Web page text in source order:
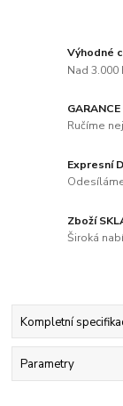
Výhodné
Nad 3.000
Ručíme
Expresní
Zboží
Široká
Kompletní
Parametry